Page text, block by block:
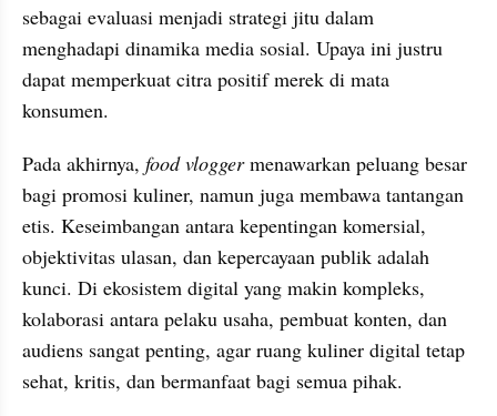
sebagai evaluasi menjadi strategi jitu dalam
menghadapi dinamika media sosial. Upaya ini justru
dapat memperkuat citra positif merek di mata
konsumen.
Pada akhirnya, food vlogger menawarkan peluang besar
bagi promosi kuliner, namun juga membawa tantangan
etis. Keseimbangan antara kepentingan komersial,
objektivitas ulasan, dan kepercayaan publik adalah
kunci. Di ekosistem digital yang makin kompleks,
kolaborasi antara pelaku usaha, pembuat konten, dan
audiens sangat penting, agar ruang kuliner digital tetap
sehat, kritis, dan bermanfaat bagi semua pihak.